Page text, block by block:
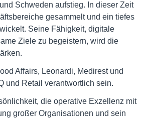
Schweden aufstieg. In dieser Zeit
gesammelt und ein tiefes
Seine Fähigkeit, digitale
Ziele zu begeistern, wird die
Affairs, Leonardi, Medirest und
und Retail verantwortlich sein.
die operative Exzellenz mit
großer Organisationen und sein